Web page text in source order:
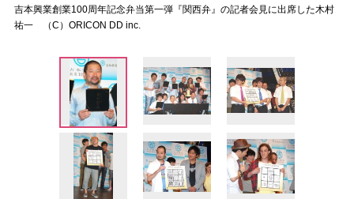
吉本興業創業100周年記念弁当第一弾『関西弁』の記者会見に出席した木村
祐一 （C）ORICON DD inc.